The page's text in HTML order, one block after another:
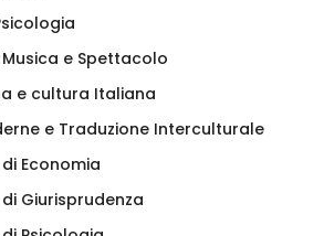
e Spettacolo
e cultura Italiana
e Traduzione Interculturale
Economia
Giurisprudenza